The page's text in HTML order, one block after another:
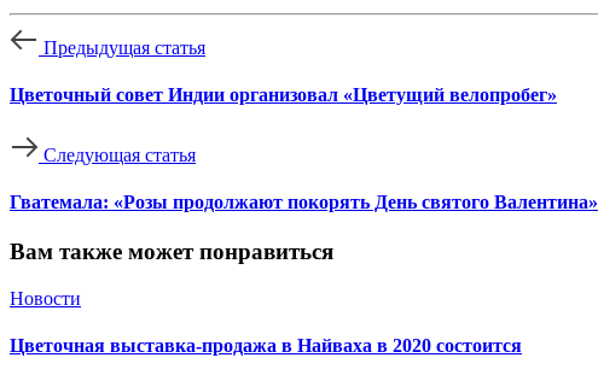
Предыдущая статья
Цветочный совет Индии организовал «Цветущий велопробег»
Следующая статья
Гватемала: «Розы продолжают покорять День святого Валентина»
Вам также может понравиться
Новости
Цветочная выставка-продажа в Найваха в 2020 состоится